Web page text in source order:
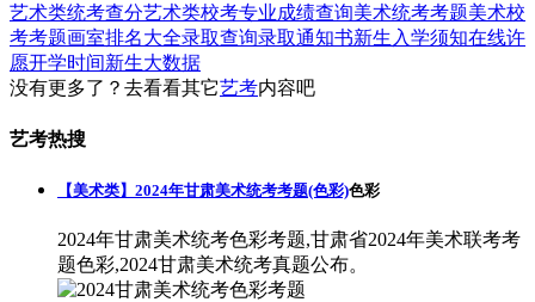
艺术类统考查分艺术类校考专业成绩查询美术统考考题美术校
考考题画室排名大全录取查询录取通知书新生入学须知在线许
愿开学时间新生大数据
没有更多了？去看看其它艺考内容吧
艺考热搜
【美术类】2024年甘肃美术统考考题(色彩)色彩
2024年甘肃美术统考色彩考题,甘肃省2024年美术联考考
题色彩,2024甘肃美术统考真题公布。